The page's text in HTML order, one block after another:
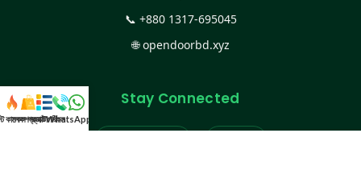
📞 +880 1317-695045
🌐opendoorbd.xyz
Stay Connected
কালেকশন
সকল প্রডাক্টক্যাটাগরিকল
WhatsApp করুন